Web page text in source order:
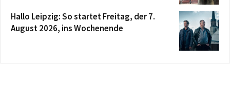
Hallo Leipzig: So startet Freitag, der 7.
August 2026, ins Wochenende